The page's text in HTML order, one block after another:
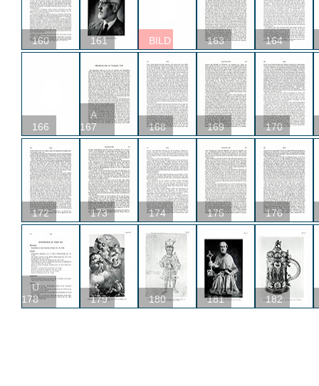
160 161 BILD 163 164
166
A
167
168 169 170
172 173 174 175 176
U
178
179 180 181 182